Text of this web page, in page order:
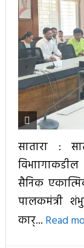
सातारा :
सैनिक
पालकमंत्री
कार्... Read